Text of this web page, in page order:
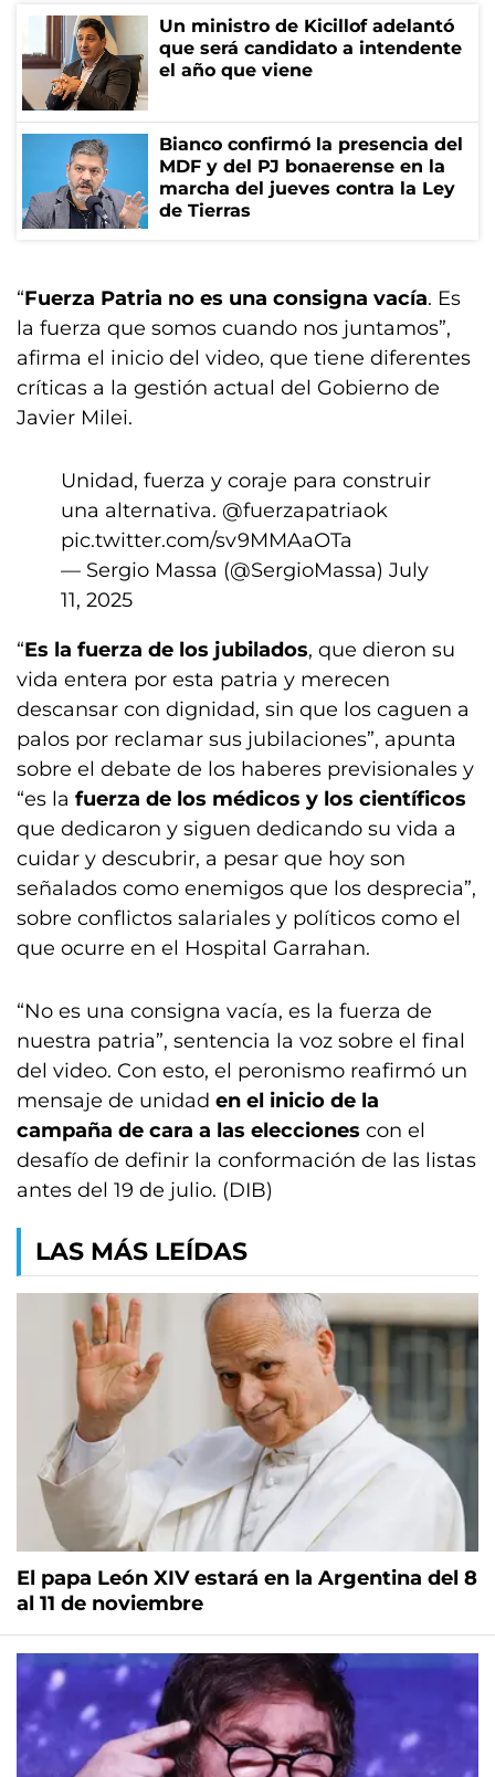
Un ministro de Kicillof adelantó
que será candidato a intendente
el año que viene
Bianco confirmó la presencia del
MDF y del PJ bonaerense en la
marcha del jueves contra la Ley
de Tierras
“Fuerza Patria no es una consigna vacía. Es
la fuerza que somos cuando nos juntamos”,
afirma el inicio del video, que tiene diferentes
críticas a la gestión actual del Gobierno de
Javier Milei.
Unidad, fuerza y coraje para construir
una alternativa. @fuerzapatriaok
pic.twitter.com/sv9MMAaOTa
— Sergio Massa (@SergioMassa) July
11, 2025
“Es la fuerza de los jubilados, que dieron su
vida entera por esta patria y merecen
descansar con dignidad, sin que los caguen a
palos por reclamar sus jubilaciones”, apunta
sobre el debate de los haberes previsionales y
“es la fuerza de los médicos y los científicos
que dedicaron y siguen dedicando su vida a
cuidar y descubrir, a pesar que hoy son
señalados como enemigos que los desprecia”,
sobre conflictos salariales y políticos como el
que ocurre en el Hospital Garrahan.
“No es una consigna vacía, es la fuerza de
nuestra patria”, sentencia la voz sobre el final
del video. Con esto, el peronismo reafirmó un
mensaje de unidad en el inicio de la
campaña de cara a las elecciones con el
desafío de definir la conformación de las listas
antes del 19 de julio. (DIB)
LAS MÁS LEÍDAS
El papa León XIV estará en la Argentina del 8
al 11 de noviembre